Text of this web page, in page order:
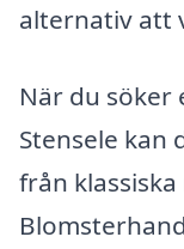
alternativ att
När du
Stensele
från